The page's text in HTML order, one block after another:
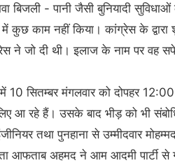
बिजली - पानी जैसी बुनियादी
कुछ काम नहीं किया। कांग्रेस के
जो दी थी। इलाज के नाम पर वह सफेद
सितम्बर मंगलवार को दोपहर 12:00
आ रहे हैं। उसके बाद भीड़ को भी
तथा पुनहाना से उम्मीदवार
आफताब अहमद ने आम आदमी पार्टी से